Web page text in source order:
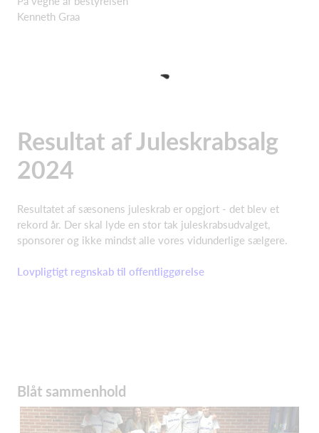
Kenneth Graa
Resultat af Juleskrabsalg
2024
Resultatet af sæsonens juleskrab er opgjort - det blev et
rekord år. Der skal lyde en stor tak juleskrabsudvalget,
sponsorer og ikke mindst alle vores vidunderlige sælgere.
Lovpligtigt regnskab til offentliggørelse
Blåt sammenhold